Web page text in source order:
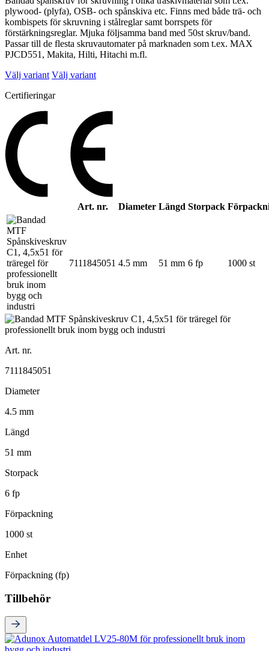
plywood- (plyfa), OSB- och spånskiva etc. Finns med både trä- och
kombispets för skruvning i stålreglar samt borrspets för
förstärkningsreglar. Mjuka följsamma band med 50st skruv/band.
Passar till de flesta skruvautomater på marknaden som t.ex. MAX
PJCD551, Makita, Hilti, Hitachi m.fl.
Välj variant Välj variant
Certifieringar
Art. nr. Diameter Längd Storpack
7111845051 4.5 mm 51 mm 6 fp 1000 st
Art. nr.
7111845051
Diameter
4.5 mm
Längd
51 mm
Storpack
6 fp
Förpackning
1000 st
Enhet
Förpackning (fp)
Tillbehör